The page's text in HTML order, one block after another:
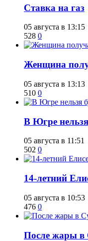
Ставка на газ
05 августа в 13:15
528 0
Женщина
05 августа в 13:13
510 0
В Югре
05 августа в 11:51
502 0
14-летний
05 августа в 10:53
476 0
​После жары в